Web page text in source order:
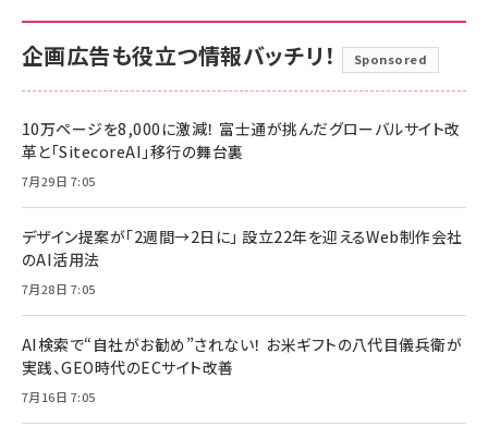
企画広告も役立つ情報バッチリ！ Sponsored
10万ページを8,000に激減！ 富士通が挑んだグローバルサイト改
革と「SitecoreAI」移行の舞台裏
7月29日 7:05
デザイン提案が「2週間→2日に」 設立22年を迎えるWeb制作会社
のAI活用法
7月28日 7:05
AI検索で“自社がお勧め”されない！ お米ギフトの八代目儀兵衛が
実践、GEO時代のECサイト改善
7月16日 7:05